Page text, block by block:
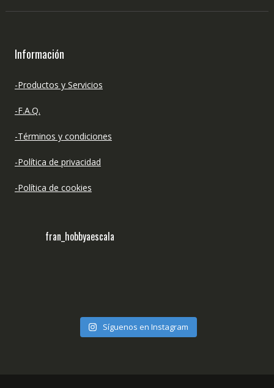
Información
-Productos y Servicios
-F.A.Q.
-Términos y condiciones
-Política de privacidad
-Política de cookies
fran_hobbyaescala
Síguenos en Instagram